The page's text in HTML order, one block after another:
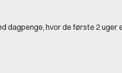
dagpenge, hvor de første 2 uger